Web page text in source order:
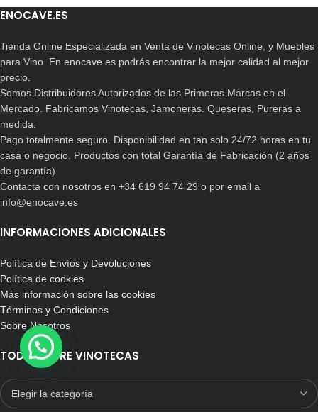
ENOCAVE.ES
Tienda Online Especializada en Venta de Vinotecas Online, y Muebles
para Vino. En enocave.es podrás encontrar la mejor calidad al mejor
precio.
Somos Distribuidores Autorizados de las Primeras Marcas en el
Mercado. Fabricamos Vinotecas, Jamoneras. Queseras, Pureras a
medida.
Pago totalmente seguro. Disponibilidad en tan solo 24/72 horas en tu
casa o negocio. Productos con total Garantía de Fabricación (2 años
de garantía)
Contacta con nosotros en +34 619 94 74 29 o por email a
info@enocave.es
INFORMACIONES ADICIONALES
Política de Envíos y Devoluciones
Política de cookies
Más información sobre las cookies
Términos y Condiciones
Sobre Nosotros
TODO SOBRE VINOTECAS